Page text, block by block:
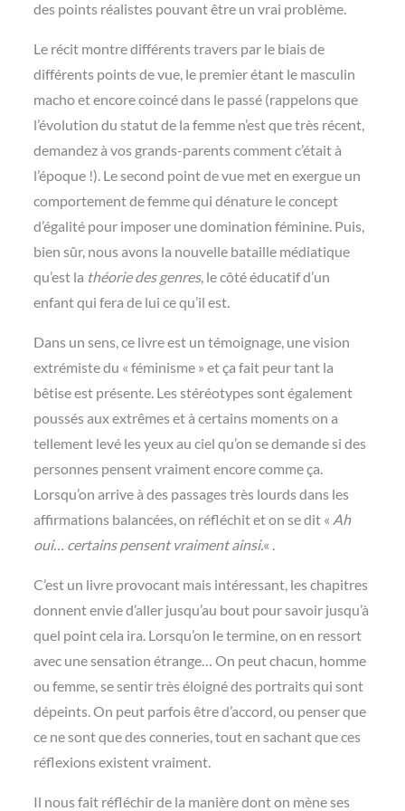
des points réalistes pouvant être un vrai problème.
Le récit montre différents travers par le biais de
différents points de vue, le premier étant le masculin
macho et encore coincé dans le passé (rappelons que
l’évolution du statut de la femme n’est que très récent,
demandez à vos grands-parents comment c’était à
l’époque !). Le second point de vue met en exergue un
comportement de femme qui dénature le concept
d’égalité pour imposer une domination féminine. Puis,
bien sûr, nous avons la nouvelle bataille médiatique
qu’est la théorie des genres, le côté éducatif d’un
enfant qui fera de lui ce qu’il est.
Dans un sens, ce livre est un témoignage, une vision
extrémiste du « féminisme » et ça fait peur tant la
bêtise est présente. Les stéréotypes sont également
poussés aux extrêmes et à certains moments on a
tellement levé les yeux au ciel qu’on se demande si des
personnes pensent vraiment encore comme ça.
Lorsqu’on arrive à des passages très lourds dans les
affirmations balancées, on réfléchit et on se dit « Ah
oui… certains pensent vraiment ainsi.« .
C’est un livre provocant mais intéressant, les chapitres
donnent envie d’aller jusqu’au bout pour savoir jusqu’à
quel point cela ira. Lorsqu’on le termine, on en ressort
avec une sensation étrange… On peut chacun, homme
ou femme, se sentir très éloigné des portraits qui sont
dépeints. On peut parfois être d’accord, ou penser que
ce ne sont que des conneries, tout en sachant que ces
réflexions existent vraiment.
Il nous fait réfléchir de la manière dont on mène ses